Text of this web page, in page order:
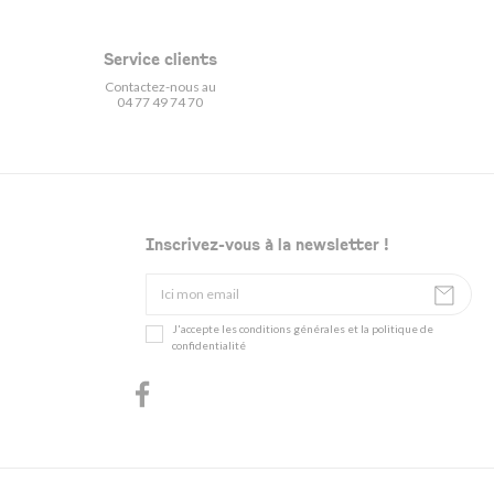
Service clients
Contactez-nous au
04 77 49 74 70
Inscrivez-vous à la newsletter !
J'accepte les conditions générales et la politique de
confidentialité